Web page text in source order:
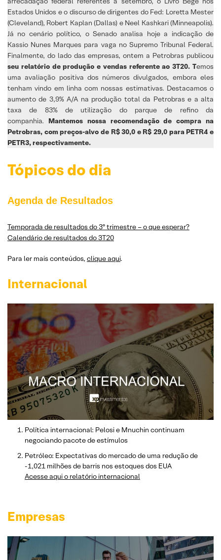
Estados Unidos e o discurso de dirigentes do Fed: Loretta Mester
(Cleveland), Robert Kaplan (Dallas) e Neel Kashkari (Minneapolis).
Já no cenário político, o Senado analisa hoje a indicação de
Kassio Nunes Marques para vaga no Supremo Tribunal Federal.
Finalmente, do lado das empresas, ontem a Petrobras publicou
seu relatório de produção e vendas referente ao 3T20. Temos
uma avaliação positiva dos números divulgados, embora eles
tenham vindo em linha com nossas estimativas. Destacamos o
aumento de 3,9% A/A na produção total da Petrobras e a alta
taxa de 83% de utilização do parque de refino da
companhia. Mantemos nossa recomendação de compra na
Petrobras, com preços-alvo de R$ 30,0 e R$ 29,0 para PETR4 e
PETR3, respectivamente.
Tópicos do dia
Agenda de Resultados
Temporada de resultados do 3º trimestre – o que esperar?
Calendário de resultados do 3T20
Para ler mais conteúdos, clique aqui.
Internacional
Política internacional: Pelosi e Mnuchin continuam
negociando pacote de estímulos
Petróleo: Expectativas do mercado de uma redução de
-1,021 milhões de barris nos estoques dos EUA
Acesse aqui o relatório internacional
Empresas